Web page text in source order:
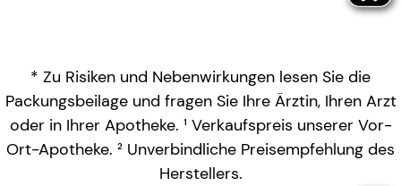
* Zu Risiken und Nebenwirkungen lesen Sie die
Packungsbeilage und fragen Sie Ihre Ärztin, Ihren Arzt
oder in Ihrer Apotheke. ¹ Verkaufspreis unserer Vor-
Ort-Apotheke. ² Unverbindliche Preisempfehlung des
Herstellers.